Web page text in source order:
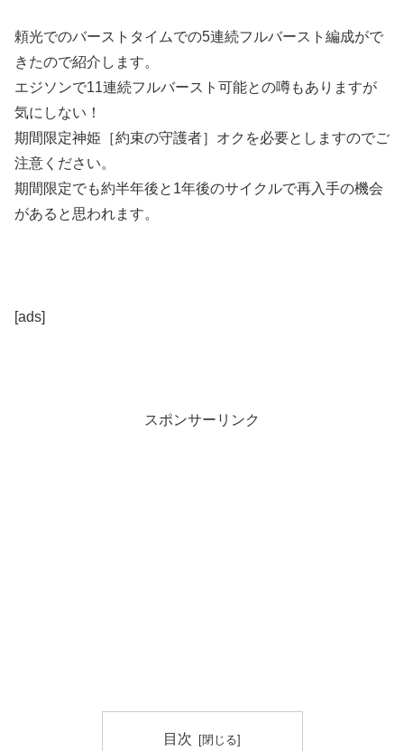
頼光でのバーストタイムでの5連続フルバースト編成がで
きたので紹介します。
エジソンで11連続フルバースト可能との噂もありますが
気にしない！
期間限定神姫［約束の守護者］オクを必要としますのでご
注意ください。
期間限定でも約半年後と1年後のサイクルで再入手の機会
があると思われます。
[ads]
スポンサーリンク
目次